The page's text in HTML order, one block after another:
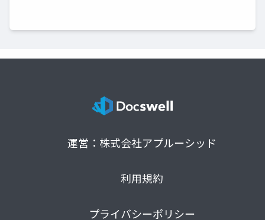
運営：株式会社アプルーシッド
利用規約
プライバシーポリシー